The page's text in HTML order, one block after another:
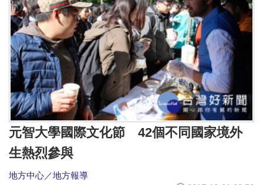
元智大學國際文化節 42個不同國家境外
生熱烈參與
地方中心／地方報導